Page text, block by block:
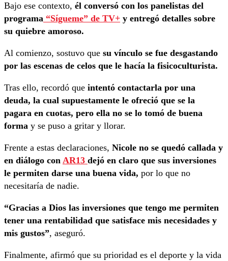
Bajo ese contexto, él conversó con los panelistas del
programa “Sígueme” de TV+ y entregó detalles sobre
su quiebre amoroso.
Al comienzo, sostuvo que su vínculo se fue desgastando
por las escenas de celos que le hacía la fisicoculturista.
Tras ello, recordó que intentó contactarla por una
deuda, la cual supuestamente le ofreció que se la
pagara en cuotas, pero ella no se lo tomó de buena
forma y se puso a gritar y llorar.
Frente a estas declaraciones, Nicole no se quedó callada y
en diálogo con AR13 dejó en claro que sus inversiones
le permiten darse una buena vida, por lo que no
necesitaría de nadie.
“Gracias a Dios las inversiones que tengo me permiten
tener una rentabilidad que satisface mis necesidades y
mis gustos”, aseguró.
Finalmente, afirmó que su prioridad es el deporte y la vida